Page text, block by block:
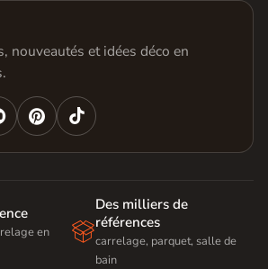
nouveautés et idées déco en

en

Des milliers de
références
carrelage, parquet, salle de
bain